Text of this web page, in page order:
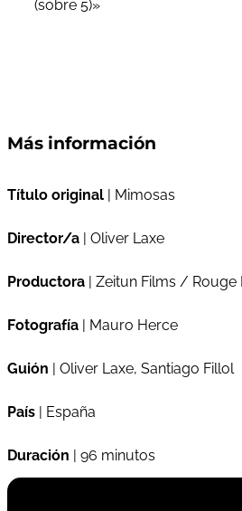
(sobre 5)»
Más información
Título original | Mimosas
Director/a | Oliver Laxe
Productora | Zeitun Films / Rouge
Fotografía | Mauro Herce
Guión | Oliver Laxe, Santiago Fillol
País | España
Duración | 96 minutos